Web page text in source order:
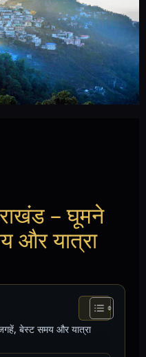
– घूमने
और यात्रा
बेस्ट समय और यात्रा